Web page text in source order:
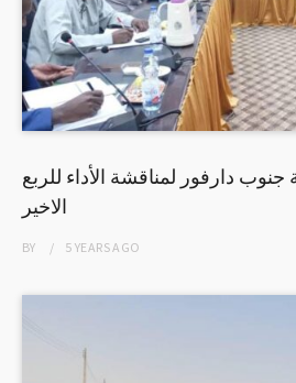
دارفور لمناقشة الأداء للربع
الاخير
BY 5 YEARSAGO